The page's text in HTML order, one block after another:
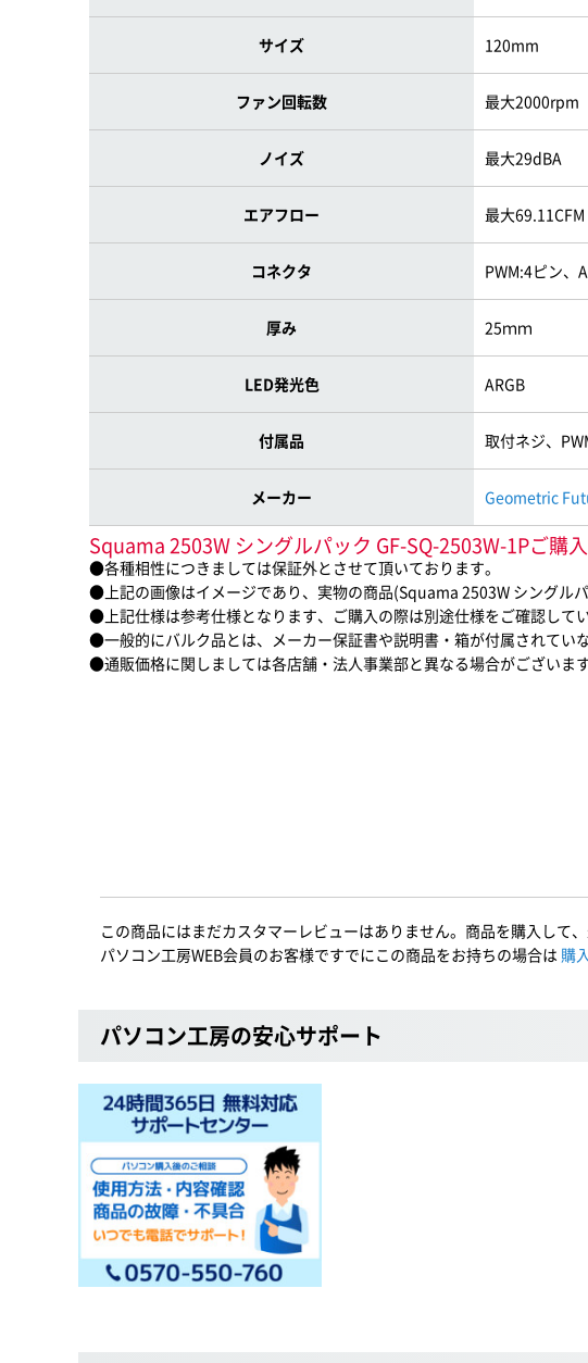
サイズ 120mm
ファン回転数 最大2000rpm
ノイズ 最大29dBA
エアフロー 最大69.11CFM
コネクタ PWM:4ピン、
厚み 25ｍｍ
LED発光色 ARGB
付属品 取付ネジ、
メーカー Geometric
Squama 2503W シングルパック GF-SQ-2503W-1Pご購
●各種相性につきましては保証外とさせて頂いております。
●上記の画像はイメージであり、実物の商品(Squama 2503W シングル
●上記仕様は参考仕様となります、ご購入の際は別途仕様をご確認して
●一般的にバルク品とは、メーカー保証書や説明書・箱が付属されてい
●通販価格に関しましては各店舗・法人事業部と異なる場合がございます
この商品にはまだカスタマーレビューはありません。商品を購入して
パソコン工房WEB会員のお客様ですでにこの商品をお持ちの場合は 購
パソコン工房の安心サポート